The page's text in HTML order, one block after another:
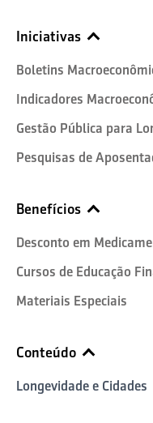
Iniciativas
Boletins
Indicadores
Gestão Pública para
Pesquisas de
Benefícios
Desconto em
Cursos de Educação
Materiais Especiais
Conteúdo
Longevidade e Cidades